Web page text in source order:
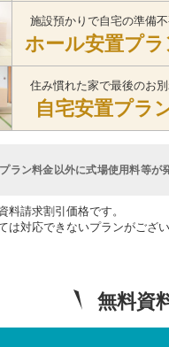
施設預かりで自宅の準備
ホール安置プラ
住み慣れた家で最後のお
自宅安置プラ
ラン料金以外に式場使用料等が
請求割引価格です。
は対応できないプランがござ
無料資